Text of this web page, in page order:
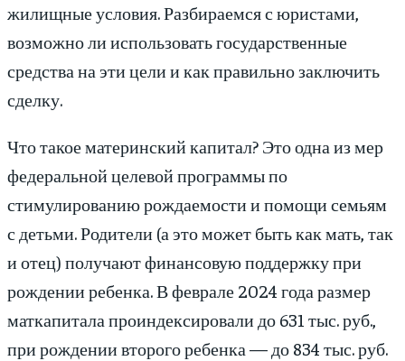
жилищные условия. Разбираемся с юристами,
возможно ли использовать государственные
средства на эти цели и как правильно заключить
сделку.
Что такое материнский капитал? Это одна из мер
федеральной целевой программы по
стимулированию рождаемости и помощи семьям
с детьми. Родители (а это может быть как мать, так
и отец) получают финансовую поддержку при
рождении ребенка. В феврале 2024 года размер
маткапитала проиндексировали до 631 тыс. руб.,
при рождении второго ребенка — до 834 тыс. руб.